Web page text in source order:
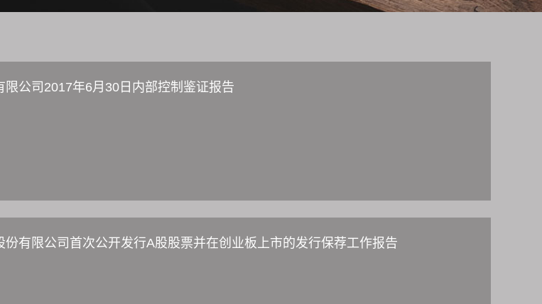
限公司2017年6月30日内部控制鉴证报告
份有限公司首次公开发行A股股票并在创业板上市的发行保荐工作报告